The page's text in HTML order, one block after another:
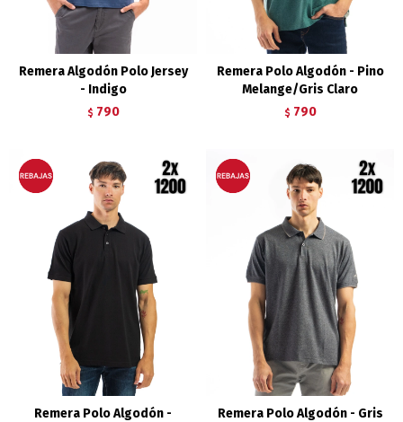
Remera Algodón Polo Jersey
- Indigo
$ 790
Remera Polo Algodón - Pino
Melange/Gris Claro
$ 790
Remera Polo Algodón -
Remera Polo Algodón - Gris